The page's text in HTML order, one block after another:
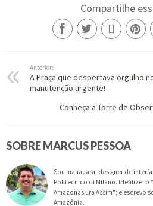
Compartilhe
Anterior:
A Praça que despertava orgulho
manutenção urgente!
Conheça a Torre de
SOBRE MARCUS PESSOA
Sou manauara, designer de
Politecnico di Milano. Idealizei o
Amazonas Era Assim"; e escrevo
Amazônia.